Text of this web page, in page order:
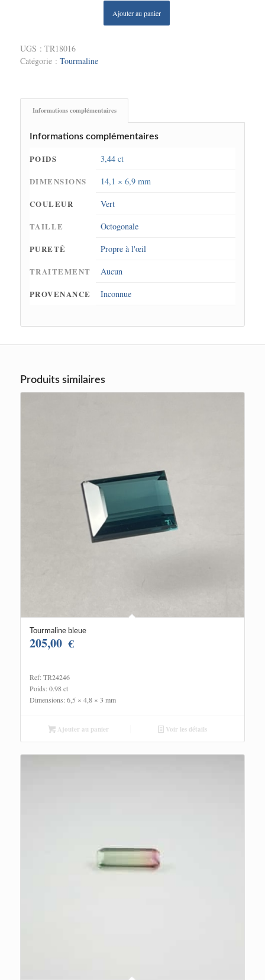
Ajouter au panier
UGS : TR18016
Catégorie : Tourmaline
Informations complémentaires
Informations complémentaires
POIDS
3,44 ct
DIMENSIONS
14,1 × 6,9 mm
COULEUR
Vert
TAILLE
Octogonale
PURETÉ
Propre à l'œil
TRAITEMENT
Aucun
PROVENANCE
Inconnue
Produits similaires
Tourmaline bleue
205,00 €
Ref: TR24246
Poids: 0.98 ct
Dimensions: 6,5 × 4,8 × 3 mm
Ajouter au panier Voir les détails